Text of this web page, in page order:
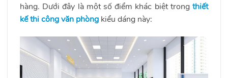
hàng. Dưới đây là một số điểm khác biệt trong thiết
kế thi công văn phòng kiểu dáng này: